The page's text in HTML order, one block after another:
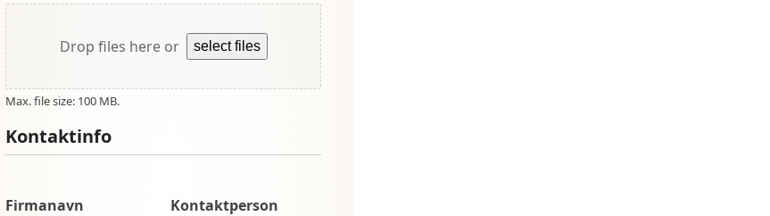
Drop files here or select files
Max. file size: 100 MB.
Kontaktinfo
Firmanavn Kontaktperson